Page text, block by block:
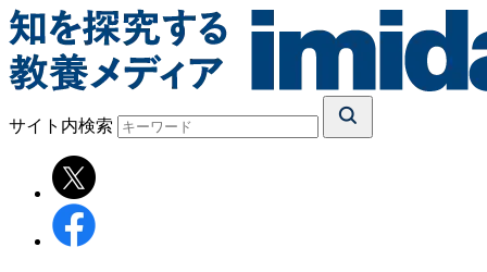
サイト内検索